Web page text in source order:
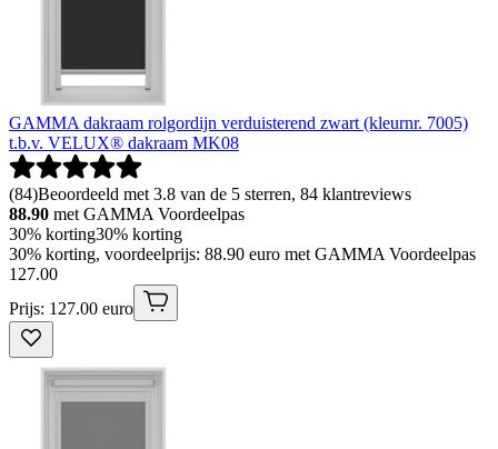
GAMMA dakraam rolgordijn verduisterend zwart (kleurnr. 7005)
t.b.v. VELUX® dakraam MK08
(84)Beoordeeld met 3.8 van de 5 sterren, 84 klantreviews
88.90 met GAMMA Voordeelpas
30% korting30% korting
30% korting, voordeelprijs: 88.90 euro met GAMMA Voordeelpas
127.00
Prijs: 127.00 euro